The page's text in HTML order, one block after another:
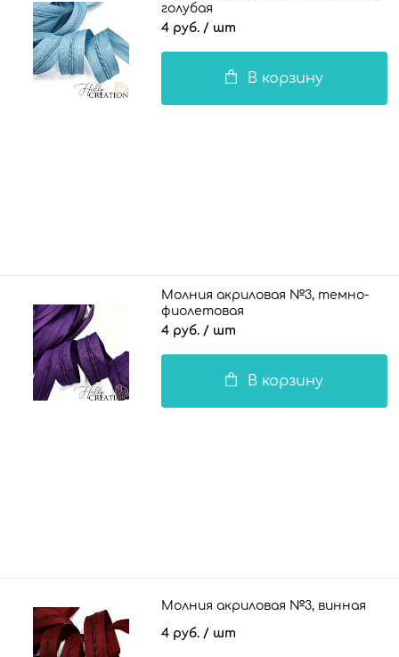
голубая
4 руб. / шт
В корзину
Молния акриловая №3, темно-
фиолетовая
4 руб. / шт
В корзину
Молния акриловая №3, винная
4 руб. / шт